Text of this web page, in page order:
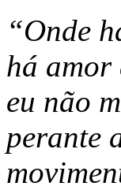
“Onde
há amor
eu não
perante